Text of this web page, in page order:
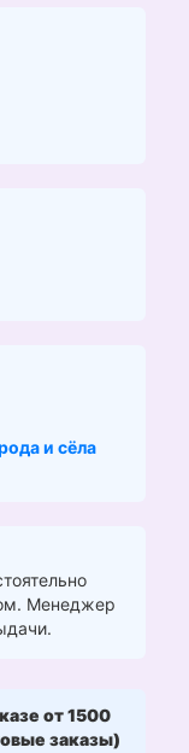
и сёла
Менеджер
от 1500
заказы)